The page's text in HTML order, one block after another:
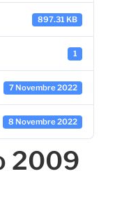
897.31 KB
1
7 Novembre 2022
8 Novembre 2022
2009